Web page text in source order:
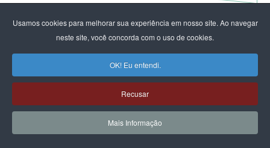
Usamos cookies para melhorar sua experiência em nosso site. Ao navegar
neste site, você concorda com o uso de cookies.
OK! Eu entendi.
Recusar
Mais Informação
Laboratório Feminista
de Território no DF e Entorno
2026 FORMATURA